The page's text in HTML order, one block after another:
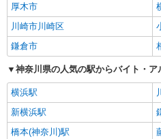
厚木市
川崎市川崎区
鎌倉市
神奈川県の人気の駅からバイト・
横浜駅
新横浜駅
橋本(神奈川)駅